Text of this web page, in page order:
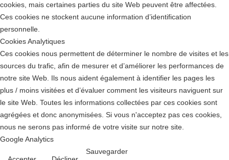
cookies, mais certaines parties du site Web peuvent être affectées.
Ces cookies ne stockent aucune information d’identification
personnelle.
Cookies Analytiques
Ces cookies nous permettent de déterminer le nombre de visites et les
sources du trafic, afin de mesurer et d’améliorer les performances de
notre site Web. Ils nous aident également à identifier les pages les
plus / moins visitées et d’évaluer comment les visiteurs naviguent sur
le site Web. Toutes les informations collectées par ces cookies sont
agrégées et donc anonymisées. Si vous n'acceptez pas ces cookies,
nous ne serons pas informé de votre visite sur notre site.
Google Analytics
Sauvegarder